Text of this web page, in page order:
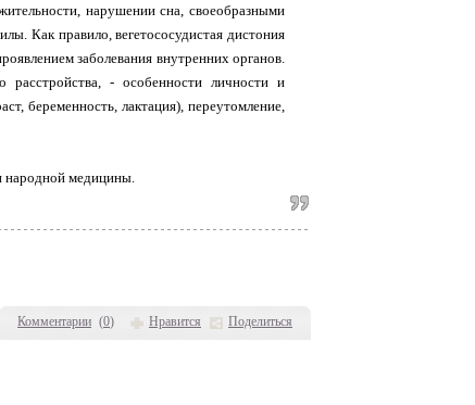
Комментарии (0) Нравится Поделиться
нарушении сна, своеобразными
Как правило, вегетососудистая дистония
заболевания внутренних органов.
расстройства, - особенности личности и
беременность, лактация), переутомление,
народной медицины.